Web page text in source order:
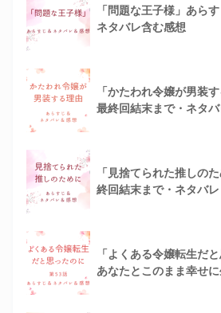
「問題な王子様」あら
ネタバレ含む感想
「かたわれ令嬢が男装
最終回結末まで・ネタ
「見捨てられた推しの
終回結末まで・ネタバ
「よくある令嬢転生だ
あなたとこのまま幸せ